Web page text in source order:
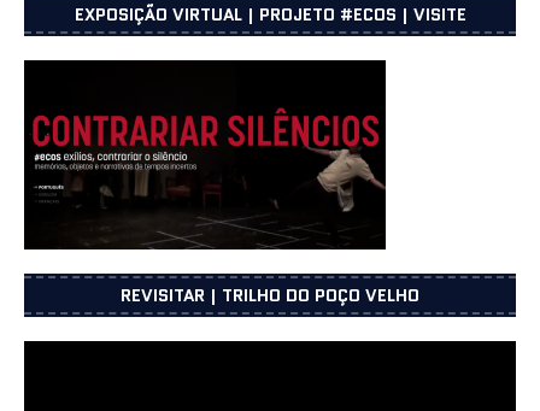
EXPOSIÇÃO VIRTUAL | PROJETO #ECOS | VISITE
REVISITAR | TRILHO DO POÇO VELHO